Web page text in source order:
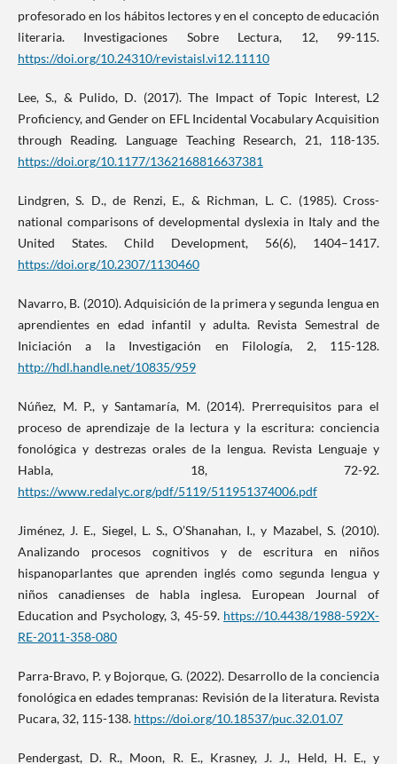
profesorado en los hábitos lectores y en el concepto de educación
literaria. Investigaciones Sobre Lectura, 12, 99-115.
https://doi.org/10.24310/revistaisl.vi12.11110
Lee, S., & Pulido, D. (2017). The Impact of Topic Interest, L2
Proficiency, and Gender on EFL Incidental Vocabulary Acquisition
through Reading. Language Teaching Research, 21, 118-135.
https://doi.org/10.1177/1362168816637381
Lindgren, S. D., de Renzi, E., & Richman, L. C. (1985). Cross-
national comparisons of developmental dyslexia in Italy and the
United States. Child Development, 56(6), 1404–1417.
https://doi.org/10.2307/1130460
Navarro, B. (2010). Adquisición de la primera y segunda lengua en
aprendientes en edad infantil y adulta. Revista Semestral de
Iniciación a la Investigación en Filología, 2, 115-128.
http://hdl.handle.net/10835/959
Núñez, M. P., y Santamaría, M. (2014). Prerrequisitos para el
proceso de aprendizaje de la lectura y la escritura: conciencia
fonológica y destrezas orales de la lengua. Revista Lenguaje y
Habla, 18, 72-92.
https://www.redalyc.org/pdf/5119/511951374006.pdf
Jiménez, J. E., Siegel, L. S., O’Shanahan, I., y Mazabel, S. (2010).
Analizando procesos cognitivos y de escritura en niños
hispanoparlantes que aprenden inglés como segunda lengua y
niños canadienses de habla inglesa. European Journal of
Education and Psychology, 3, 45-59. https://10.4438/1988-592X-
RE-2011-358-080
Parra-Bravo, P. y Bojorque, G. (2022). Desarrollo de la conciencia
fonológica en edades tempranas: Revisión de la literatura. Revista
Pucara, 32, 115-138. https://doi.org/10.18537/puc.32.01.07
Pendergast, D. R., Moon, R. E., Krasney, J. J., Held, H. E., y